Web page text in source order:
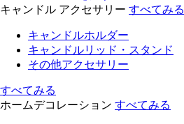
キャンドル アクセサリー すべてみる
キャンドルホルダー
キャンドルリッド・スタンド
その他アクセサリー
すべてみる
ホームデコレーション すべてみる